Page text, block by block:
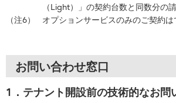
（Light）」の契約台数と同数分の
（注6）
オプションサービスのみのご契約は
お問い合わせ窓口
1．テナント開設前の技術的なお問